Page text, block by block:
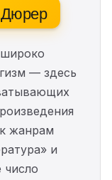
Дюрер
— здесь
жанрам
и
число